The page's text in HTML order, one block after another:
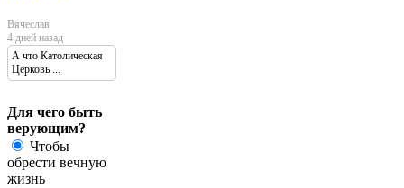
Вячеслав
4 дней назад
А что Католическая
Церковь ...
Для чего быть
верующим?
Чтобы
обрести вечную
жизнь